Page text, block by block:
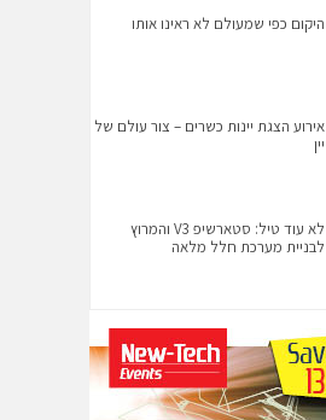
היקום כפי שמעולם לא ראינו אותו
אירוע הצגת יינות כשרים – צור עולם של
יין
לא עוד טיל: סטארשיפ V3 והמרוץ
לבניית מערכת חלל מלאה